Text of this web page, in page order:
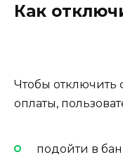
Как
Чтобы отключить
оплаты,
подойти в